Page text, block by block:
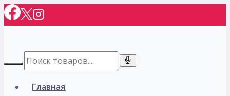
Перейти
к
Главная